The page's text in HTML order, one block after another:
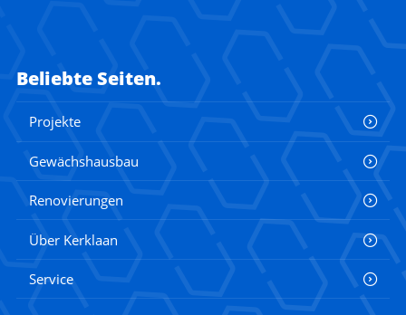
Beliebte Seiten.
Projekte
Gewächshausbau
Renovierungen
Über Kerklaan
Service